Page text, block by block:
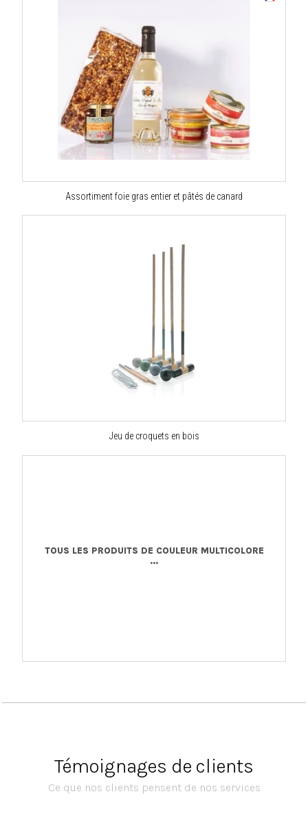
Assortiment foie gras entier et pâtés de canard
Jeu de croquets en bois
TOUS LES PRODUITS DE COULEUR MULTICOLORE
...
Témoignages de clients
Ce que nos clients pensent de nos services